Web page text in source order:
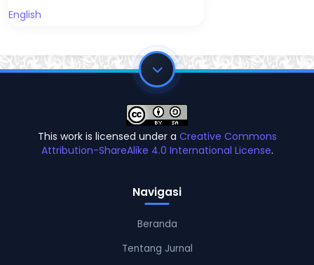
English
This work is licensed under a Creative Commons
Attribution-ShareAlike 4.0 International License.
Navigasi
Beranda
Tentang Jurnal